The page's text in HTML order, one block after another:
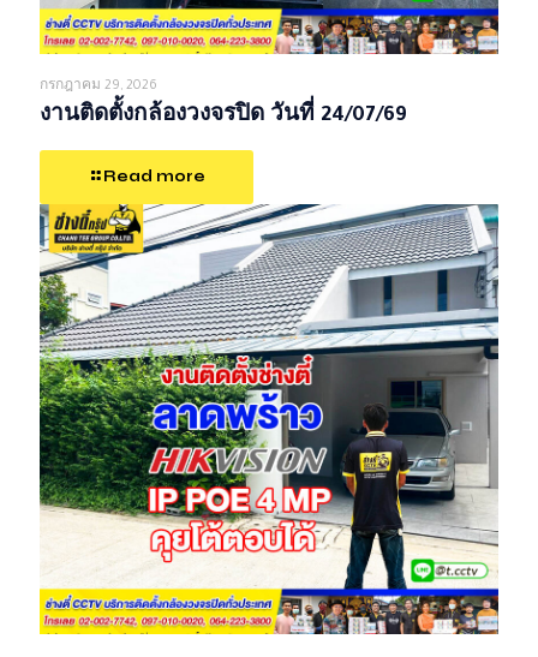
กรกฎาคม 29, 2026
งานติดตั้งกล้องวงจรปิด วันที่ 24/07/69
Read more